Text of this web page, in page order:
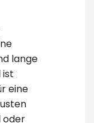
lange
ist
eine
oder